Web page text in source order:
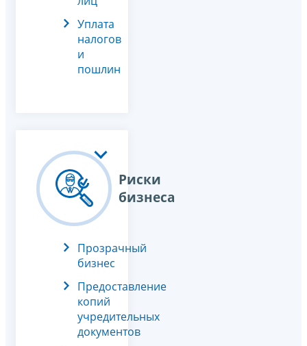
Уплата
налогов
и
пошлин
Риски
бизнеса
Прозрачный
бизнес
Предоставление
копий
учредительных
документов